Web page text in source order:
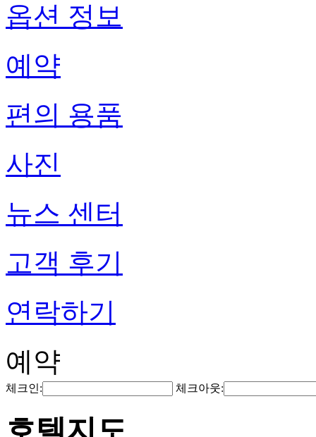
옵션 정보
예약
편의 용품
사진
뉴스 센터
고객 후기
연락하기
예약
체크인: 체크아웃:
호텔지도